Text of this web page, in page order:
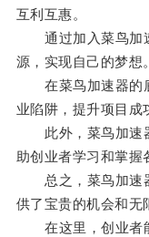
互利互惠。
通过加入菜鸟加速
源，实现自己的梦想。
在菜鸟加速器的庇
业陷阱，提升项目成
此外，菜鸟加速器
助创业者学习和掌握
总之，菜鸟加速器
供了宝贵的机会和无
在这里，创业者能